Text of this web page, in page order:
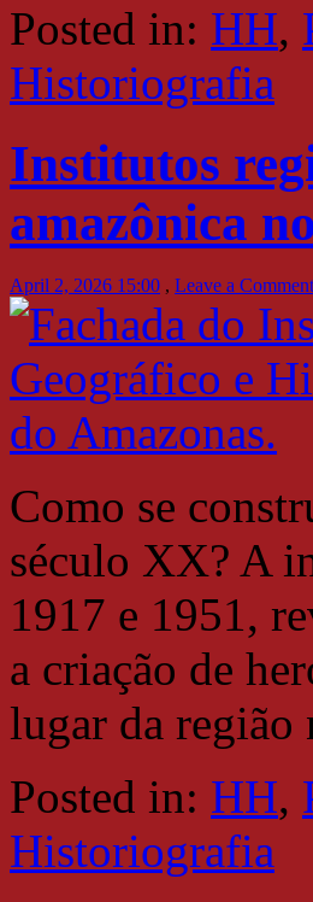
Posted in: HH,
Historiografia
Institutos
amazônica
April 2, 2026 15:00 , Leave a Comment
Como se
século XX? A
1917 e 1951,
a criação de
lugar da
Posted in: HH,
Historiografia